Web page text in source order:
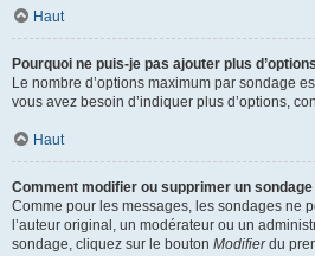
Haut
Pourquoi ne puis-je pas ajouter plus
Le nombre d’options maximum par sondage
vous avez besoin d’indiquer plus d’options,
Haut
Comment modifier ou supprimer un sondage
Comme pour les messages, les sondages ne
l’auteur original, un modérateur ou un
sondage, cliquez sur le bouton Modifierdu